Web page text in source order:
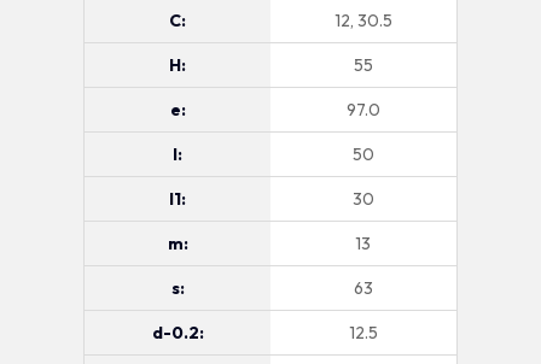
C: 12, 30.5
H: 55
e: 97.0
l: 50
l1: 30
m: 13
s: 63
d-0.2: 12.5